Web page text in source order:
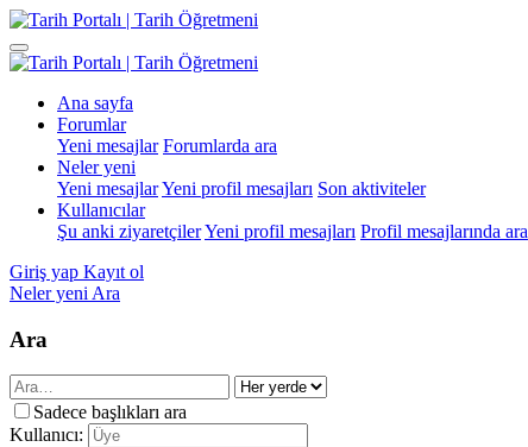
Ana sayfa
Forumlar
Yeni mesajlar Forumlarda ara
Neler yeni
Yeni mesajlarYeni profil mesajları Son aktiviteler
Kullanıcılar
Şu anki ziyaretçilerYeni profil mesajları Profil mesajlarında ara
Giriş yap Kayıt ol
Neler yeni Ara
Ara
Sadece başlıkları ara
Kullanıcı: